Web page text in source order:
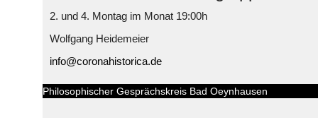
2. und 4. Montag im Monat 19:00h
Wolfgang Heidemeier
info@coronahistorica.de
Philosophischer Gesprächskreis Bad Oeynhausen